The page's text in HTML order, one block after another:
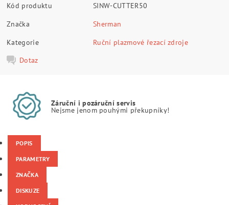
Kód produktu
SINW-CUTTER50
Značka
Sherman
Kategorie
Ruční plazmové řezací zdroje
Dotaz
Záruční i pozáruční servis
Nejsme jenom pouhými překupníky!
POPIS
PARAMETRY
ZNAČKA
DISKUZE